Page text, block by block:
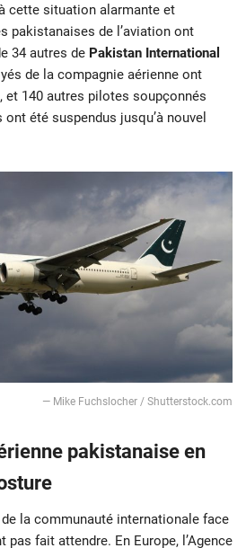
cette situation alarmante et
pakistanaises de l’aviation ont
34 autres de Pakistan International
de la compagnie aérienne ont
et 140 autres pilotes soupçonnés
été suspendus jusqu’à nouvel
— Mike Fuchslocher / Shutterstock.com
pakistanaise en
la communauté internationale face
pas fait attendre. En Europe, l’Agence